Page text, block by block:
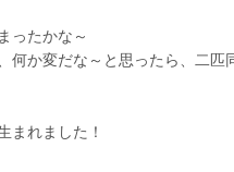
ったかな～
何か変だな～と思ったら、二匹
まれました！